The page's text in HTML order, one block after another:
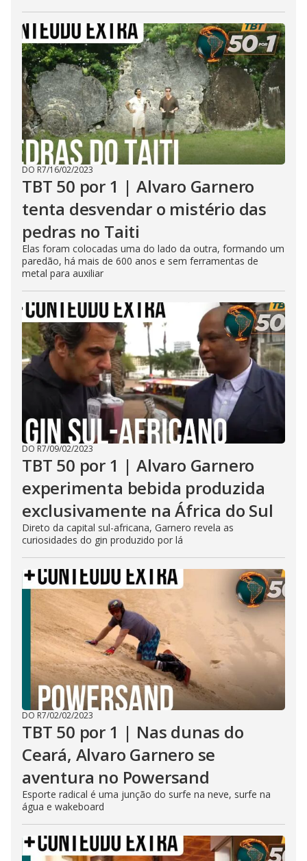
DO R7/16/02/2023
TBT 50 por 1 | Alvaro Garnero
tenta desvendar o mistério das
pedras no Taiti
Elas foram colocadas uma do lado da outra, formando um
paredão, há mais de 600 anos e sem ferramentas de
metal para auxiliar
DO R7/09/02/2023
TBT 50 por 1 | Alvaro Garnero
experimenta bebida produzida
exclusivamente na África do Sul
Direto da capital sul-africana, Garnero revela as
curiosidades do gin produzido por lá
DO R7/02/02/2023
TBT 50 por 1 | Nas dunas do
Ceará, Alvaro Garnero se
aventura no Powersand
Esporte radical é uma junção do surfe na neve, surfe na
água e wakeboard